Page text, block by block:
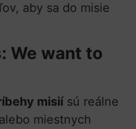
aby sa do misie
We want to
misiísú reálne
miestnych